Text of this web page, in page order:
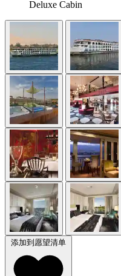
Deluxe Cabin
添加到愿望清单